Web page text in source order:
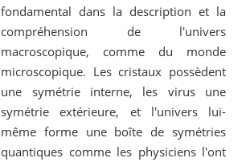
fondamental dans la description et la
compréhension de l'univers
macroscopique, comme du monde
microscopique. Les cristaux possèdent
une symétrie interne, les virus une
symétrie extérieure, et l'univers lui-
même forme une boîte de symétries
quantiques comme les physiciens l'ont